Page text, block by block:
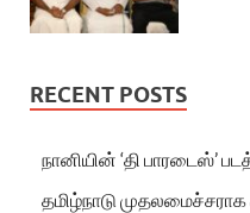
RECENT POSTS
நானியின் ‘தி பாரடைஸ்’
தமிழ்நாடு முதலமைச்சராக